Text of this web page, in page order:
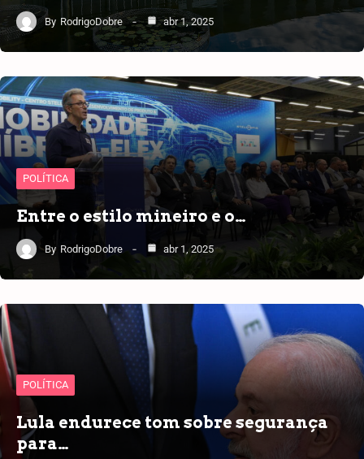
By RodrigoDobre abr 1, 2025
POLÍTICA
Entre o estilo mineiro e o…
By RodrigoDobre abr 1, 2025
POLÍTICA
Lula endurece tom sobre segurança
para…